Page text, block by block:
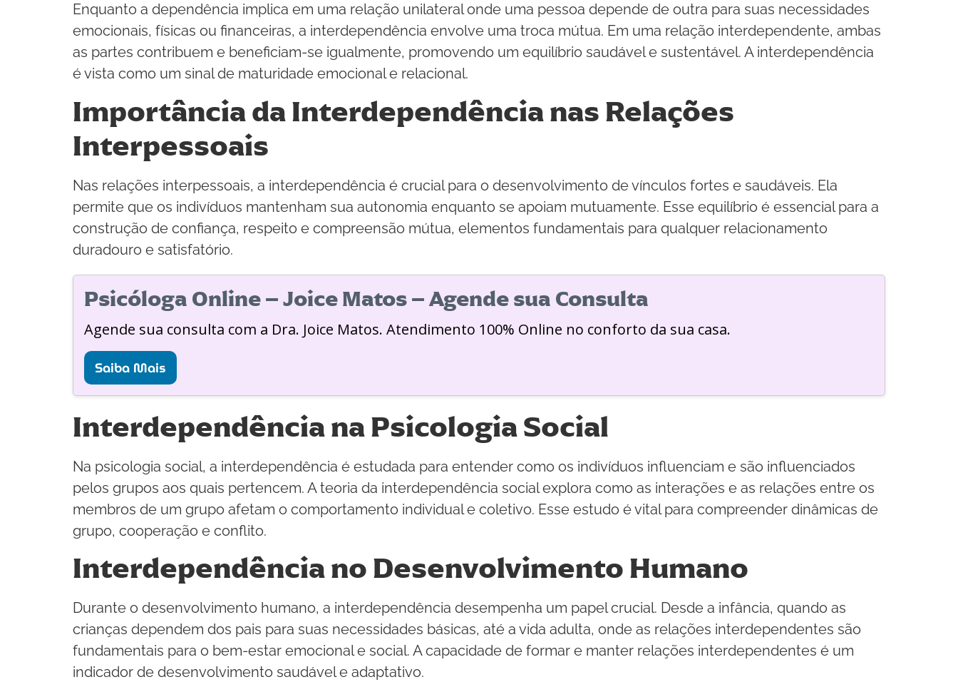
Enquanto a dependência implica em uma relação unilateral onde uma pessoa depende de outra para suas necessidades
emocionais, físicas ou financeiras, a interdependência envolve uma troca mútua. Em uma relação interdependente, ambas
as partes contribuem e beneficiam-se igualmente, promovendo um equilíbrio saudável e sustentável. A interdependência
é vista como um sinal de maturidade emocional e relacional.
Importância da Interdependência nas Relações
Interpessoais
Nas relações interpessoais, a interdependência é crucial para o desenvolvimento de vínculos fortes e saudáveis. Ela
permite que os indivíduos mantenham sua autonomia enquanto se apoiam mutuamente. Esse equilíbrio é essencial para a
construção de confiança, respeito e compreensão mútua, elementos fundamentais para qualquer relacionamento
duradouro e satisfatório.
Psicóloga Online – Joice Matos – Agende sua Consulta
Agende sua consulta com a Dra. Joice Matos. Atendimento 100% Online no conforto da sua casa.
Saiba Mais
Interdependência na Psicologia Social
Na psicologia social, a interdependência é estudada para entender como os indivíduos influenciam e são influenciados
pelos grupos aos quais pertencem. A teoria da interdependência social explora como as interações e as relações entre os
membros de um grupo afetam o comportamento individual e coletivo. Esse estudo é vital para compreender dinâmicas de
grupo, cooperação e conflito.
Interdependência no Desenvolvimento Humano
Durante o desenvolvimento humano, a interdependência desempenha um papel crucial. Desde a infância, quando as
crianças dependem dos pais para suas necessidades básicas, até a vida adulta, onde as relações interdependentes são
fundamentais para o bem-estar emocional e social. A capacidade de formar e manter relações interdependentes é um
indicador de desenvolvimento saudável e adaptativo.